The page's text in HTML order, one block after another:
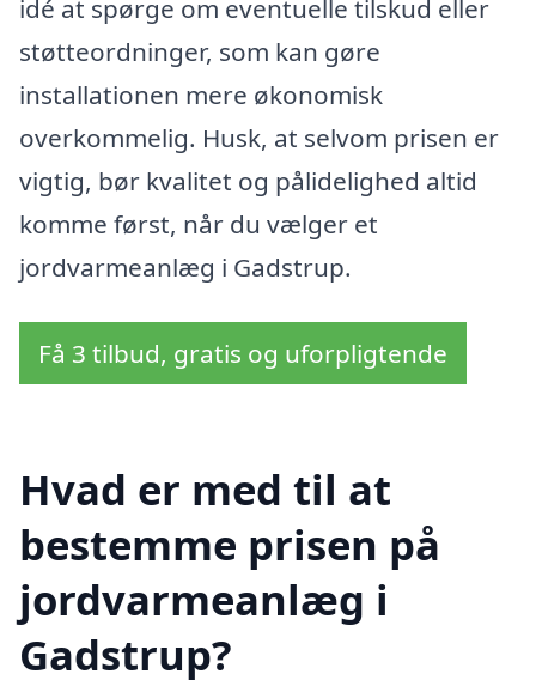
idé at spørge om eventuelle tilskud eller
støtteordninger, som kan gøre
installationen mere økonomisk
overkommelig. Husk, at selvom prisen er
vigtig, bør kvalitet og pålidelighed altid
komme først, når du vælger et
jordvarmeanlæg i Gadstrup.
Få 3 tilbud, gratis og uforpligtende
Hvad er med til at
bestemme prisen på
jordvarmeanlæg i
Gadstrup?